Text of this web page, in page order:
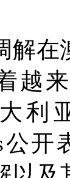
解在
越
利
公开